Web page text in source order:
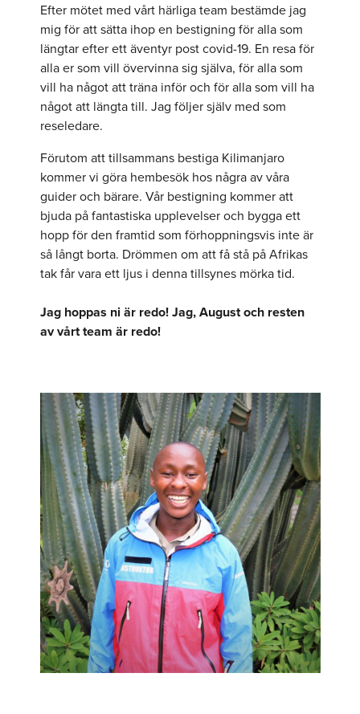
Efter mötet med vårt härliga team bestämde jag
mig för att sätta ihop en bestigning för alla som
längtar efter ett äventyr post covid-19. En resa för
alla er som vill övervinna sig själva, för alla som
vill ha något att träna inför och för alla som vill ha
något att längta till. Jag följer själv med som
reseledare.
Förutom att tillsammans bestiga Kilimanjaro
kommer vi göra hembesök hos några av våra
guider och bärare. Vår bestigning kommer att
bjuda på fantastiska upplevelser och bygga ett
hopp för den framtid som förhoppningsvis inte är
så långt borta. Drömmen om att få stå på Afrikas
tak får vara ett ljus i denna tillsynes mörka tid.
Jag hoppas ni är redo! Jag, August och resten
av vårt team är redo!